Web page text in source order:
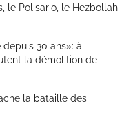
le Polisario, le Hezbollah
30 ans»: à
la démolition de
la bataille des